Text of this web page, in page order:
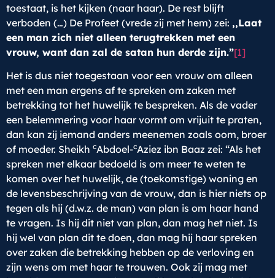
toestaat, is het kijken (naar haar). De rest blijft
verboden (…) De Profeet (vrede zij met hem) zei: ,,Laat
een man zich niet alleen terugtrekken met een
vrouw, want dan zal de satan hun derde zijn.”[1]
Het is dus niet toegestaan voor een vrouw om alleen
met een man ergens af te spreken om zaken met
betrekking tot het huwelijk te bespreken. Als de vader
een belemmering voor haar vormt om vrijuit te praten,
dan kan zij iemand anders meenemen zoals oom, broer
of moeder. Sheikh cAbdoel-cAziez ibn Baaz zei: “Als het
spreken met elkaar bedoeld is om meer te weten te
komen over het huwelijk, de (toekomstige) woning en
de levensbeschrijving van de vrouw, dan is hier niets op
tegen als hij (d.w.z. de man) van plan is om haar hand
te vragen. Is hij dit niet van plan, dan mag het niet. Is
hij wel van plan dit te doen, dan mag hij haar spreken
over zaken die betrekking hebben op de verloving en
zijn wens om met haar te trouwen. Ook zij mag met